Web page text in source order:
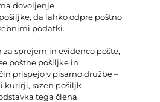
dovoljenje
da lahko odpre poštno
podatki.
za sprejem in evidenco pošte,
poštne pošiljke in
prispejo v pisarno družbe –
kurirji, razen pošiljk
tega člena.